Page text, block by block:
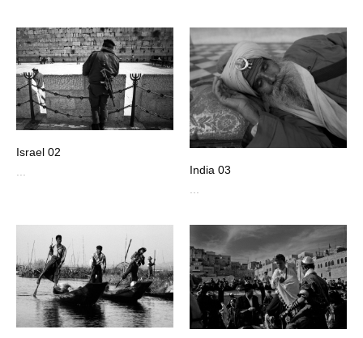
Israel 02
India 03